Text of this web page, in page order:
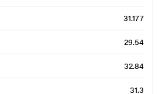
31.177
29.54
32.84
31.3